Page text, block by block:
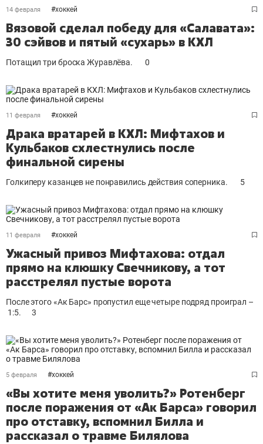
14 февраля #хоккей
Вязовой сделал победу для «Салавата»:
30 сэйвов и пятый «сухарь» в КХЛ
Потащил три броска Журавлёва. 0
11 февраля #хоккей
Драка вратарей в КХЛ: Мифтахов и
Кульбаков схлестнулись после
финальной сирены
Голкиперу казанцев не понравились действия соперника. 5
11 февраля #хоккей
Ужасный привоз Мифтахова: отдал
прямо на клюшку Свечникову, а тот
расстрелял пустые ворота
После этого «Ак Барс» пропустил еще четыре подряд проиграл –
1:5.
3
5 февраля #хоккей
«Вы хотите меня уволить?» Ротенберг
после поражения от «Ак Барса» говорил
про отставку, вспомнил Билла и
рассказал о травме Билялова